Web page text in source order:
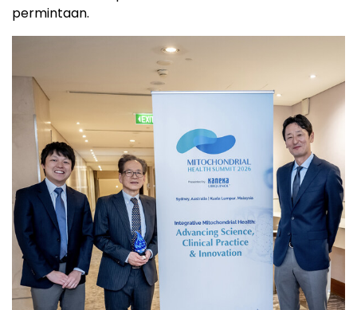
permintaan.